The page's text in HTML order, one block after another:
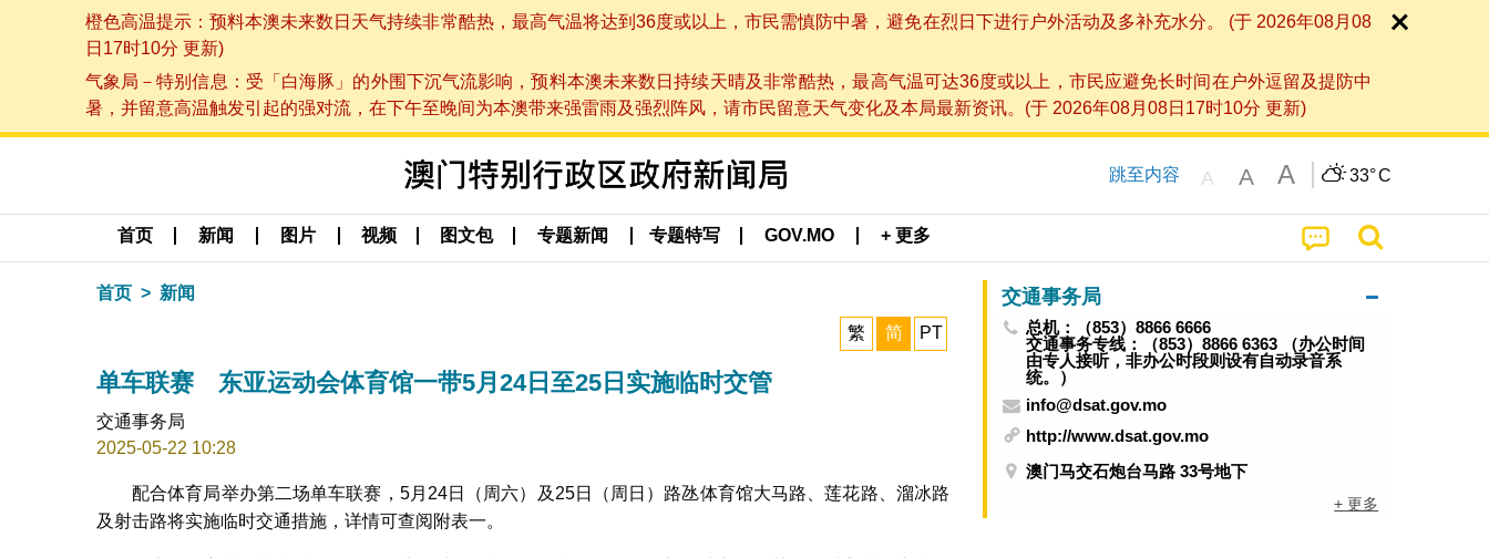
橙色高温提示：预料本澳未来数日天气持续非常酷热，最高气温将达到36度或以上，市民需慎防中暑，避免在烈日下进行户外活动及多补充水分。 (于 2026年08月08
日17时10分 更新)
气象局－特别信息：受「白海豚」的外围下沉气流影响，预料本澳未来数日持续天晴及非常酷热，最高气温可达36度或以上，市民应避免长时间在户外逗留及提防中
暑，并留意高温触发引起的强对流，在下午至晚间为本澳带来强雷雨及强烈阵风，请市民留意天气变化及本局最新资讯。(于 2026年08月08日17时10分 更新)
跳至内容 A A A 33°C
首页 新闻 图片 视频 图文包 专题新闻 专题特写 GOV.MO + 更多
首页 新闻
繁 简 PT
单车联赛 东亚运动会体育馆一带5月24日至25日实施临时交管
交通事务局
2025-05-22 10:28
配合体育局举办第二场单车联赛，5月24日（周六）及25日（周日）路氹体育馆大马路、莲花路、溜冰路
及射击路将实施临时交通措施，详情可查阅附表一。
交通事务局
总机：（853）8866 6666
交通事务专线：（853）8866 6363 （办公时间
由专人接听，非办公时段则设有自动录音系
统。）
info@dsat.gov.mo
http://www.dsat.gov.mo
澳门马交石炮台马路 33号地下
+ 更多